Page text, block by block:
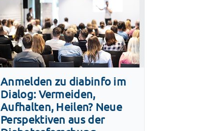
Anmelden zu diabinfo im
Dialog: Vermeiden,
Aufhalten, Heilen? Neue
Perspektiven aus der